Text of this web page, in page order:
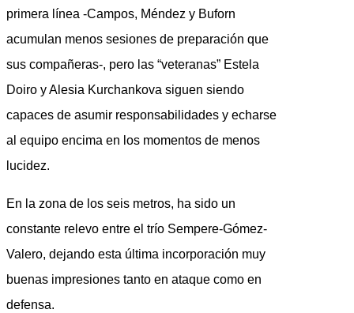
primera línea -Campos, Méndez y Buforn
acumulan menos sesiones de preparación que
sus compañeras-, pero las “veteranas” Estela
Doiro y Alesia Kurchankova siguen siendo
capaces de asumir responsabilidades y echarse
al equipo encima en los momentos de menos
lucidez.
En la zona de los seis metros, ha sido un
constante relevo entre el trío Sempere-Gómez-
Valero, dejando esta última incorporación muy
buenas impresiones tanto en ataque como en
defensa.